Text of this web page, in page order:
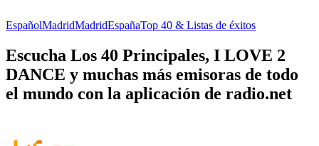
EspañolMadridMadridEspañaTop 40 & Listas de éxitos
Escucha Los 40 Principales, I LOVE 2
DANCE y muchas más emisoras de todo
el mundo con la aplicación de radio.net